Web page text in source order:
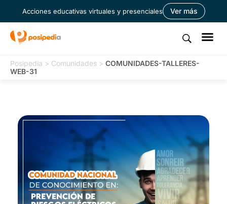
Acciones educativas virtuales y presenciales Ver más
Posipedia > Comunidades > COMUNIDADES-TALLERES-
WEB-31